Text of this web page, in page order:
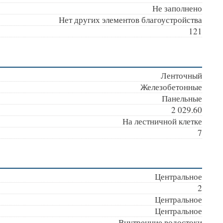
Не заполнено
Нет других элементов благоустройства
121
Ленточный
Железобетонные
Панельные
2 029.60
На лестничной клетке
7
Центральное
2
Центральное
Центральное